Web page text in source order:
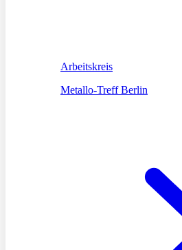
Arbeitskreis
Metallo-Treff Berlin